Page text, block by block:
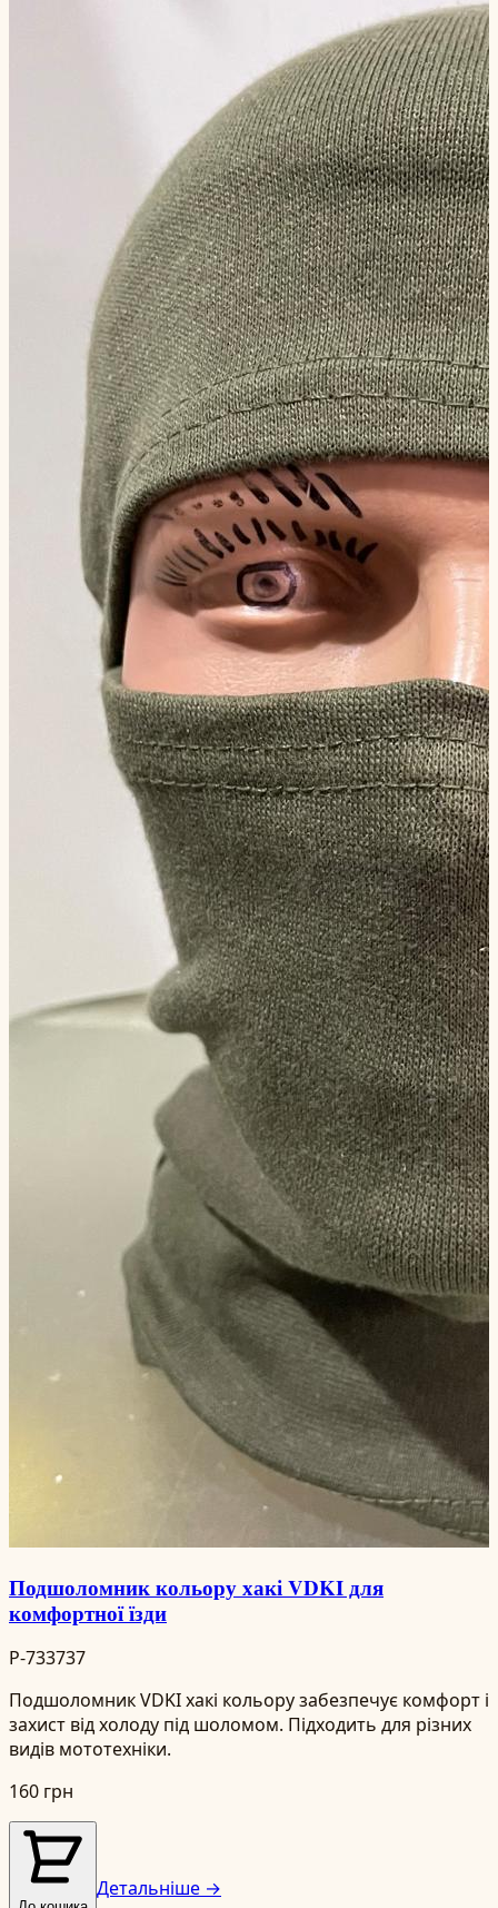
Подшоломник кольору хакі VDKI для
комфортної їзди
P-733737
Подшоломник VDKI хакі кольору забезпечує комфорт і
захист від холоду під шоломом. Підходить для різних
видів мототехніки.
160 грн
Детальніше →